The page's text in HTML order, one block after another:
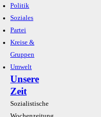
Politik
Soziales
Partei
Kreise &
Gruppen
Umwelt
Unsere
Zeit
Sozialistische